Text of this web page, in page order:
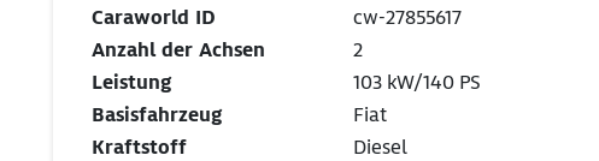
Caraworld ID
cw-27855617
Anzahl der Achsen
2
Leistung
103 kW/140 PS
Basisfahrzeug
Fiat
Kraftstoff
Diesel